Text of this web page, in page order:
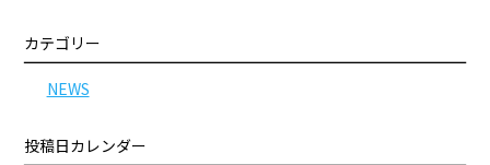
カテゴリー
NEWS
投稿日カレンダー